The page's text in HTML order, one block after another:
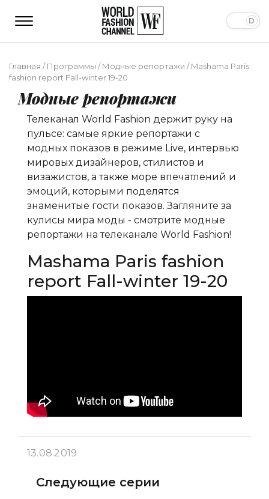
Главная /Программы /Модные репортажи /Mashama Paris
fashion report Fall-winter 19-20
Модные репортажи
Телеканал World Fashion держит руку на
пульсе: самые яркие репортажи с
модных показов в режиме Live, интервью
мировых дизайнеров, стилистов и
визажистов, а также море впечатлений и
эмоций, которыми поделятся
знаменитые гости показов. Загляните за
кулисы мира моды - смотрите модные
репортажи на телеканале World Fashion!
Mashama Paris fashion
report Fall-winter 19-20
13.08.2019
Следующие серии